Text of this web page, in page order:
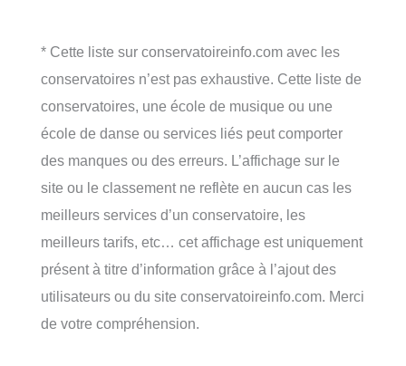
* Cette liste sur conservatoireinfo.com avec les
conservatoires n’est pas exhaustive. Cette liste de
conservatoires, une école de musique ou une
école de danse ou services liés peut comporter
des manques ou des erreurs. L’affichage sur le
site ou le classement ne reflète en aucun cas les
meilleurs services d’un conservatoire, les
meilleurs tarifs, etc… cet affichage est uniquement
présent à titre d’information grâce à l’ajout des
utilisateurs ou du site conservatoireinfo.com. Merci
de votre compréhension.